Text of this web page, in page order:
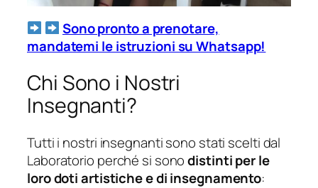
Sono pronto a prenotare,
mandatemi le istruzioni su Whatsapp!
Chi Sono i Nostri
Insegnanti?
Tutti i nostri insegnanti sono stati scelti dal
Laboratorio perché si sonodistinti per le
loro doti artistiche e di insegnamento: